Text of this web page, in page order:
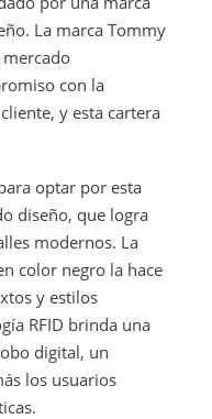
La marca Tommy
con la
y esta cartera
optar por esta
diseño, que logra
modernos. La
color negro la hace
y estilos
RFID brinda una
digital, un
los usuarios